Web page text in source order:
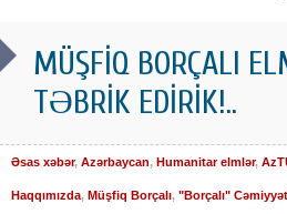
MÜŞFİQ BORÇALI
TƏBRİK EDİRİK!..
Əsas xəbər, Azərbaycan, Humanitar elmlər,
Haqqımızda, Müşfiq Borçalı, "Borçalı"